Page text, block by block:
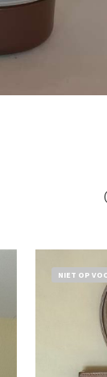
NIET OP